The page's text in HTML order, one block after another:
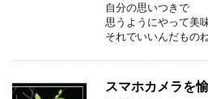
自分の思いつきで
思うようにやって美
それでいいんだもの
スマホカメラを